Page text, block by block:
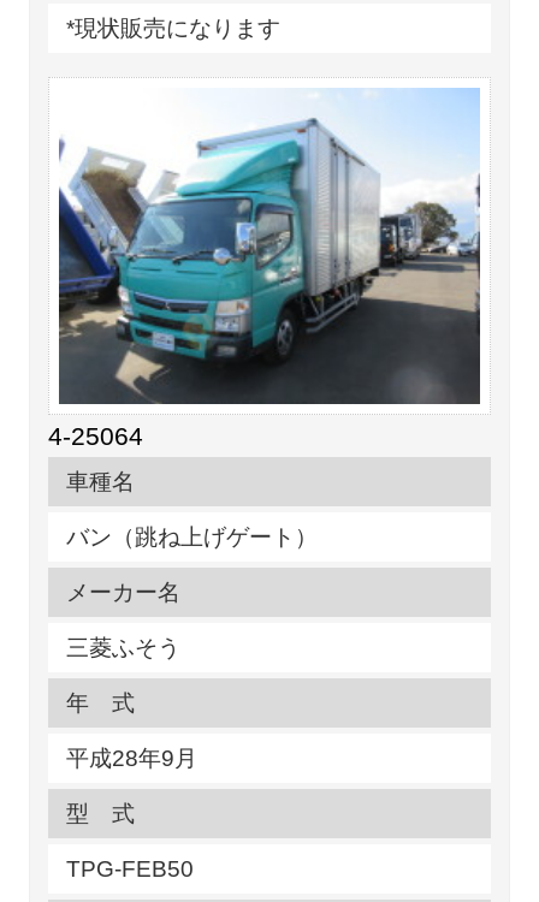
*現状販売になります
4-25064
車種名
バン（跳ね上げゲート）
メーカー名
三菱ふそう
年 式
平成28年9月
型 式
TPG-FEB50